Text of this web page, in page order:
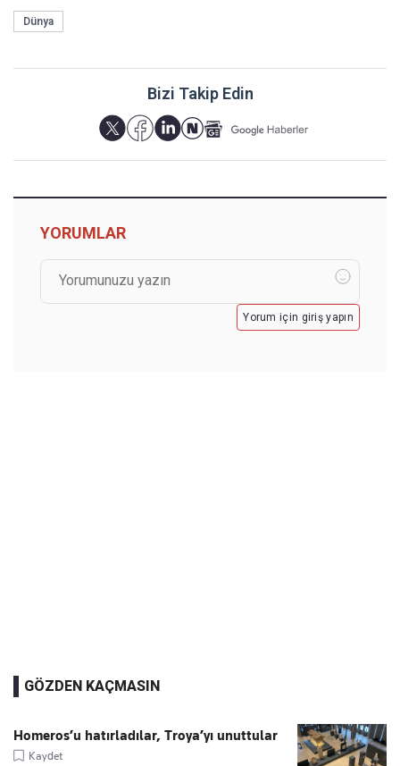
Dünya
Bizi Takip Edin
YORUMLAR
Yorum için giriş yapın
GÖZDEN KAÇMASIN
Homeros’u hatırladılar, Troya’yı unuttular
Kaydet